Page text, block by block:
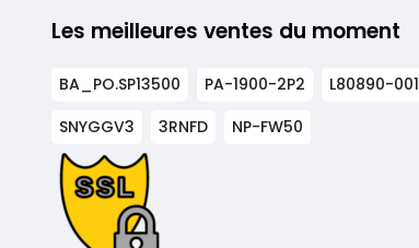
Les meilleures ventes du moment
BA_PO.SP13500 PA-1900-2P2
L80890-001
SNYGGV3
3RNFD NP-FW50